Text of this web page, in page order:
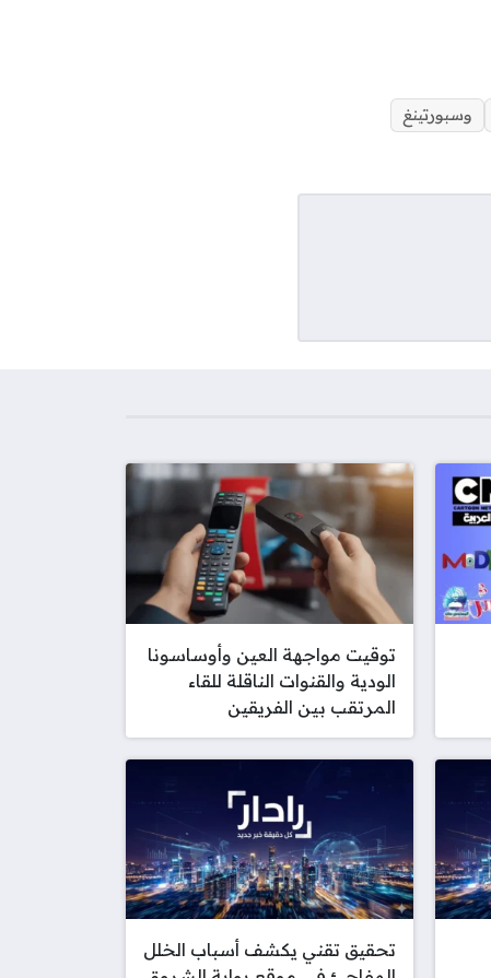
وسبورتينغ
توقيت مواجهة العين وأوساسونا
الودية والقنوات الناقلة للقاء
المرتقب بين الفريقين
تحقيق تقني يكشف أسباب الخلل